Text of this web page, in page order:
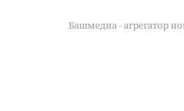
Башмедиа - агрегатор